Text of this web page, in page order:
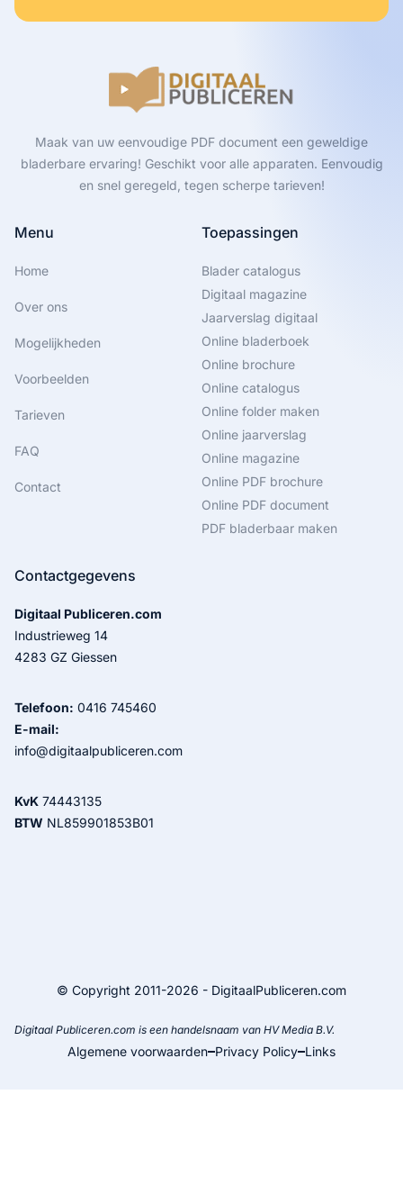
Maak van uw eenvoudige PDF document een geweldige
bladerbare ervaring! Geschikt voor alle apparaten. Eenvoudig
en snel geregeld, tegen scherpe tarieven!
Menu
Home
Over ons
Mogelijkheden
Voorbeelden
Tarieven
FAQ
Contact
Toepassingen
Blader catalogus
Digitaal magazine
Jaarverslag digitaal
Online bladerboek
Online brochure
Online catalogus
Online folder maken
Online jaarverslag
Online magazine
Online PDF brochure
Online PDF document
PDF bladerbaar maken
Contactgegevens
Digitaal Publiceren.com
Industrieweg 14
4283 GZ Giessen
Telefoon: 0416 745460
E-mail:
info@digitaalpubliceren.com
KvK 74443135
BTW NL859901853B01
© Copyright 2011-2026 - DigitaalPubliceren.com
Digitaal Publiceren.com is een handelsnaam van HV Media B.V.
Algemene voorwaarden Privacy Policy Links